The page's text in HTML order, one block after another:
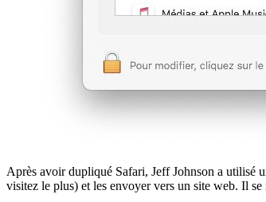
Après avoir dupliqué Safari, Jeff Johnson a utilisé
visitez le plus) et les envoyer vers un site web. Il